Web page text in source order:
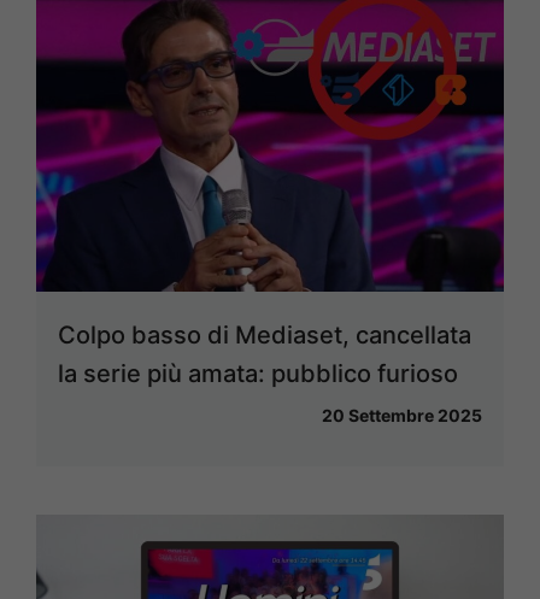
Colpo basso di Mediaset, cancellata
la serie più amata: pubblico furioso
20 Settembre 2025